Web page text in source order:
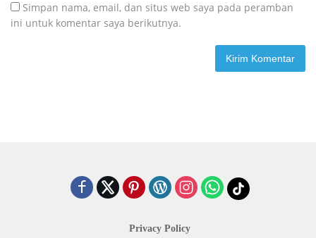
Simpan nama, email, dan situs web saya pada peramban
ini untuk komentar saya berikutnya.
Privacy Policy